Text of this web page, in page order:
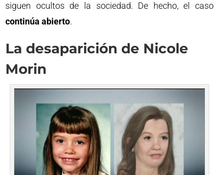
siguen ocultos de la sociedad. De hecho, el caso
continúa abierto.
La desaparición de Nicole
Morin